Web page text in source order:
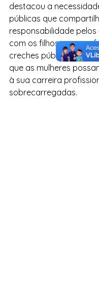
destacou a
públicas que
responsabilidade
com os filhos e com a
creches públicas de
que as mulheres
à sua carreira
sobrecarregadas.